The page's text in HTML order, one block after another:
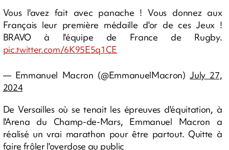
Vous l'avez fait avec panache ! Vous donnez aux
Français leur première médaille d'or de ces Jeux !
BRAVO à l'équipe de France de Rugby.
pic.twitter.com/6K95E5q1CE
— Emmanuel Macron (@EmmanuelMacron)July 27,
2024
De Versailles où se tenait les épreuves d'équitation, à
l'Arena du Champ-de-Mars, Emmanuel Macron a
réalisé un vrai marathon pour être partout. Quitte à
faire frôler l'overdose au public